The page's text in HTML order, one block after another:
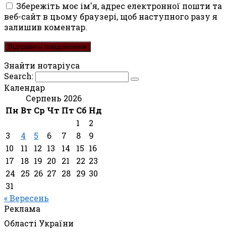
Збережіть моє ім'я, адрес електронної пошти та
веб-сайт в цьому браузері, щоб наступного разу я
залишив коментар.
Знайти нотаріуса
Search:
Календар
Серпень 2026
Пн Вт Ср Чт Пт Сб Нд
1
2
3
4 5 6 7 8
9
10
11 12 13 14 15 16
17
18 19 20 21 22 23
24
25 26 27 28 29 30
31
« Вересень
Реклама
Області України